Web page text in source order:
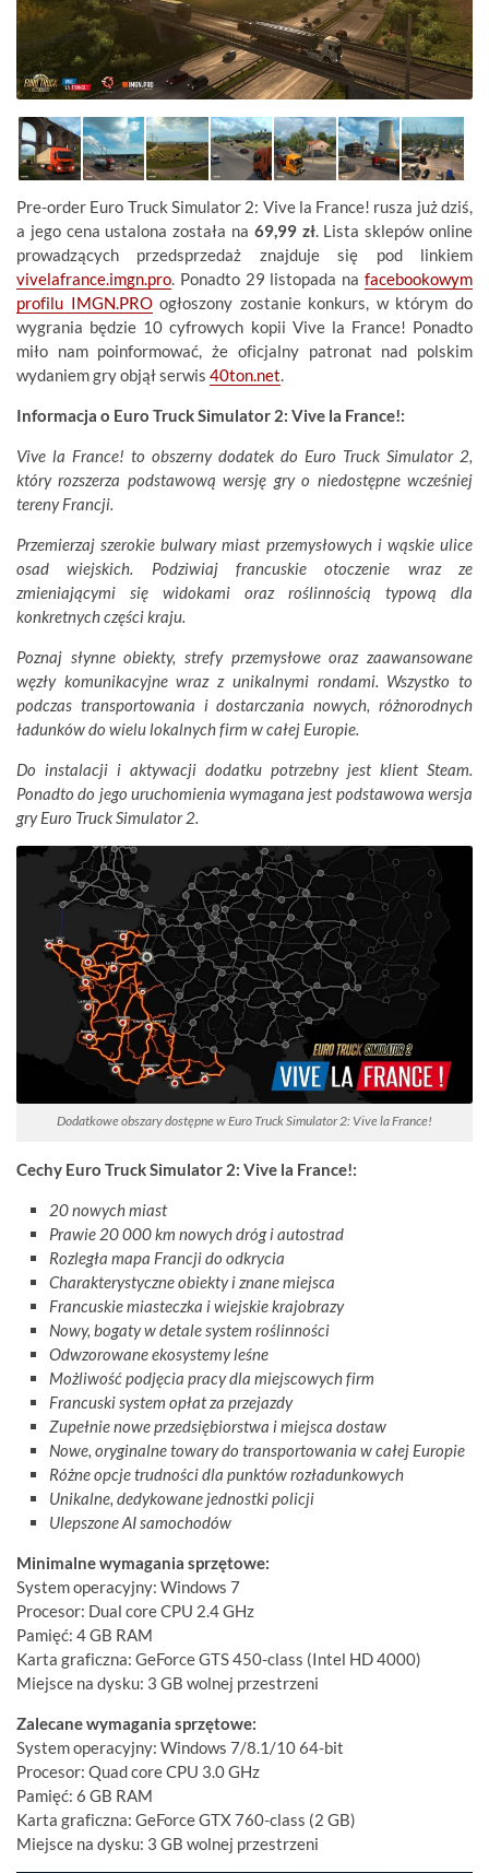
Pre-order Euro Truck Simulator 2: Vive la France! rusza już dziś,
a jego cena ustalona została na 69,99 zł. Lista sklepów online
prowadzących przedsprzedaż znajduje się pod linkiem
vivelafrance.imgn.pro. Ponadto 29 listopada na facebookowym
profilu IMGN.PROogłoszony zostanie konkurs, w którym do
wygrania będzie 10 cyfrowych kopii Vive la France! Ponadto
miło nam poinformować, że oficjalny patronat nad polskim
wydaniem gry objął serwis 40ton.net.
Informacja o Euro Truck Simulator 2: Vive la France!:
Vive la France! to obszerny dodatek do Euro Truck Simulator 2,
który rozszerza podstawową wersję gry o niedostępne wcześniej
tereny Francji.
Przemierzaj szerokie bulwary miast przemysłowych i wąskie ulice
osad wiejskich. Podziwiaj francuskie otoczenie wraz ze
zmieniającymi się widokami oraz roślinnością typową dla
konkretnych części kraju.
Poznaj słynne obiekty, strefy przemysłowe oraz zaawansowane
węzły komunikacyjne wraz z unikalnymi rondami. Wszystko to
podczas transportowania i dostarczania nowych, różnorodnych
ładunków do wielu lokalnych firm w całej Europie.
Do instalacji i aktywacji dodatku potrzebny jest klient Steam.
Ponadto do jego uruchomienia wymagana jest podstawowa wersja
gry Euro Truck Simulator 2.
Dodatkowe obszary dostępne w Euro Truck Simulator 2: Vive la France!
Cechy Euro Truck Simulator 2: Vive la France!:
20 nowych miast
Prawie 20 000 km nowych dróg i autostrad
Rozległa mapa Francji do odkrycia
Charakterystyczne obiekty i znane miejsca
Francuskie miasteczka i wiejskie krajobrazy
Nowy, bogaty w detale system roślinności
Odwzorowane ekosystemy leśne
Możliwość podjęcia pracy dla miejscowych firm
Francuski system opłat za przejazdy
Zupełnie nowe przedsiębiorstwa i miejsca dostaw
Nowe, oryginalne towary do transportowania w całej Europie
Różne opcje trudności dla punktów rozładunkowych
Unikalne, dedykowane jednostki policji
Ulepszone AI samochodów
Minimalne wymagania sprzętowe:
System operacyjny: Windows 7
Procesor: Dual core CPU 2.4 GHz
Pamięć: 4 GB RAM
Karta graficzna: GeForce GTS 450-class (Intel HD 4000)
Miejsce na dysku: 3 GB wolnej przestrzeni
Zalecane wymagania sprzętowe:
System operacyjny: Windows 7/8.1/10 64-bit
Procesor: Quad core CPU 3.0 GHz
Pamięć: 6 GB RAM
Karta graficzna: GeForce GTX 760-class (2 GB)
Miejsce na dysku: 3 GB wolnej przestrzeni